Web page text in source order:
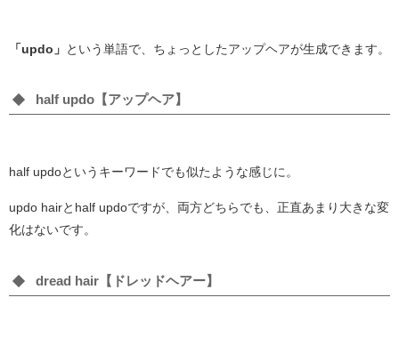
「updo」 という単語で、ちょっとしたアップヘアが生成できます。
half updo【アップヘア】
half updoというキーワードでも似たような感じに。
updo hairとhalf updoですが、両方どちらでも、正直あまり大きな変
化はないです。
dread hair【ドレッドヘアー】